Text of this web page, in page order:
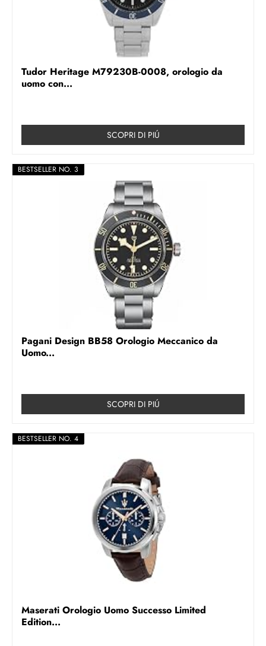
Tudor Heritage M79230B-0008, orologio da
uomo con...
SCOPRI DI PIÚ
BESTSELLER NO. 3
Pagani Design BB58 Orologio Meccanico da
Uomo...
SCOPRI DI PIÚ
BESTSELLER NO. 4
Maserati Orologio Uomo Successo Limited
Edition...